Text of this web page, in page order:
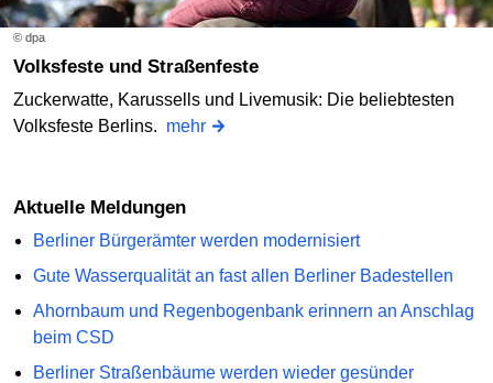
© dpa
Volksfeste und Straßenfeste
Zuckerwatte, Karussells und Livemusik: Die beliebtesten
Volksfeste Berlins. mehr
Aktuelle Meldungen
Berliner Bürgerämter werden modernisiert
Gute Wasserqualität an fast allen Berliner Badestellen
Ahornbaum und Regenbogenbank erinnern an Anschlag
beim CSD
Berliner Straßenbäume werden wieder gesünder